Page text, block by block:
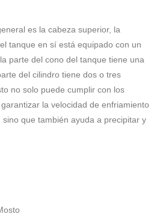
es la cabeza superior, la
tanque en sí está equipado con un
parte del cono del tanque tiene una
del cilindro tiene dos o tres
no solo puede cumplir con los
la velocidad de enfriamiento
que también ayuda a precipitar y